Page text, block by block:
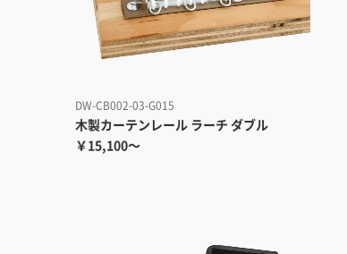
DW-CB002-03-G015
木製カーテンレール ラーチ ダブル
￥15,100～